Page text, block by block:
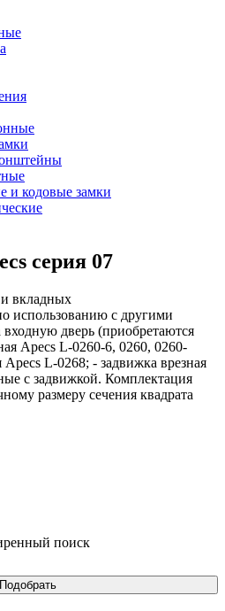
и кодовые замки
серия 07
вкладных
использованию с другими
дверь (приобретаются
Apecs L-0260-6, 0260, 0260-
L-0268; - задвижка врезная
с задвижкой. Комплектация
размеру сечения квадрата
поиск